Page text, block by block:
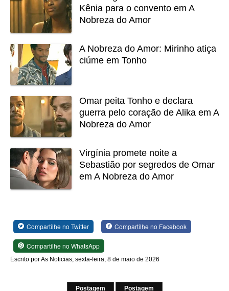
Kênia para o convento em A
Nobreza do Amor
A Nobreza do Amor: Mirinho atiça
ciúme em Tonho
Omar peita Tonho e declara
guerra pelo coração de Alika em A
Nobreza do Amor
Virgínia promete noite a
Sebastião por segredos de Omar
em A Nobreza do Amor
Compartilhe no Twitter Compartilhe no Facebook
Compartilhe no WhatsApp
Escrito por As Noticias, sexta-feira, 8 de maio de 2026
Postagem
Postagem